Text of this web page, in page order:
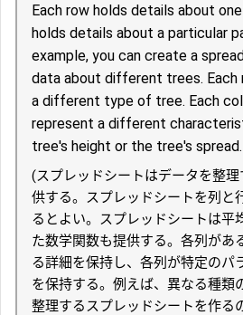
Each row holds details about
holds details about a particular
example, you can create a
data about different trees. Each
a different type of tree. Each
represent a different
tree's height or the tree's spread.
(スプレッドシートはデータを整
供する。スプレッドシートを列と
るとよい。スプレッドシートは平
た数学関数も提供する。各列があ
る詳細を保持し、各列が特定のパ
を保持する。例えば、異なる種類
整理するスプレッドシートを作る